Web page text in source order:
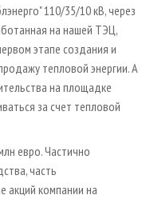
110/35/10 кВ, через
на нашей ТЭЦ,
этапе создания и
тепловой энергии. А
на площадке
за счет тепловой
евро. Частично
часть
акций компании на